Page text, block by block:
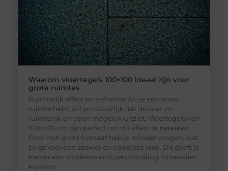
Waarom vloertegels 100×100 ideaal zijn voor
grote ruimtes
Ruimtelijk effect en esthetiek Als je een grote
ruimte hebt, wil je natuurlijk dat deze er zo
ruimtelijk en open mogelijk uitziet. Vloertegels van
100×100 cm zijn perfect om dit effect te bereiken.
Door hun grote formaat heb je minder voegen, wat
zorgt voor een strakke en naadloze look. Dit geeft je
kamer een moderne en luxe uitstraling. Bovendien
kunnen